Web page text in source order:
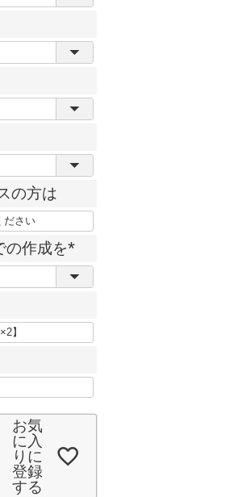
必
)
の方は
の作成を
(
必
)
お気
に入
りに
登録
する